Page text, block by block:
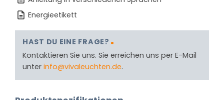
Energieetikett
HAST DU EINE FRAGE?
Kontaktieren Sie uns. Sie erreichen uns per E-Mail
unter info@vivaleuchten.de.